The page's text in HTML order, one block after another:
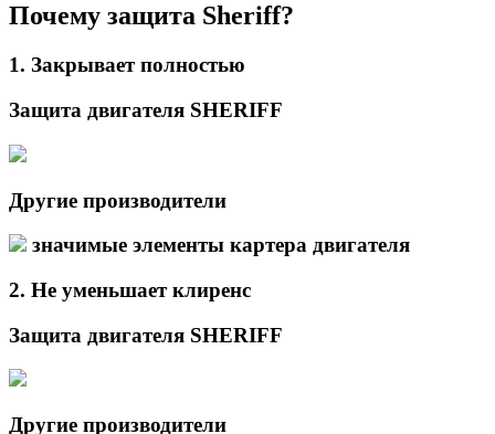
Почему защита Sheriff?
1. Закрываетполностью
Защита двигателя SHERIFF
Другие производители
значимые элементы картера двигателя
2. Не уменьшаетклиренс
Защита двигателя SHERIFF
Другие производители